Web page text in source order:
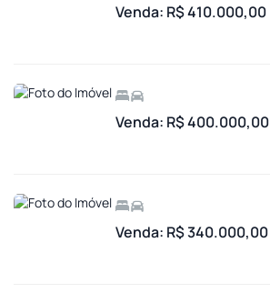
Venda: R$ 410.000,00
Venda: R$ 400.000,00
Venda: R$ 340.000,00